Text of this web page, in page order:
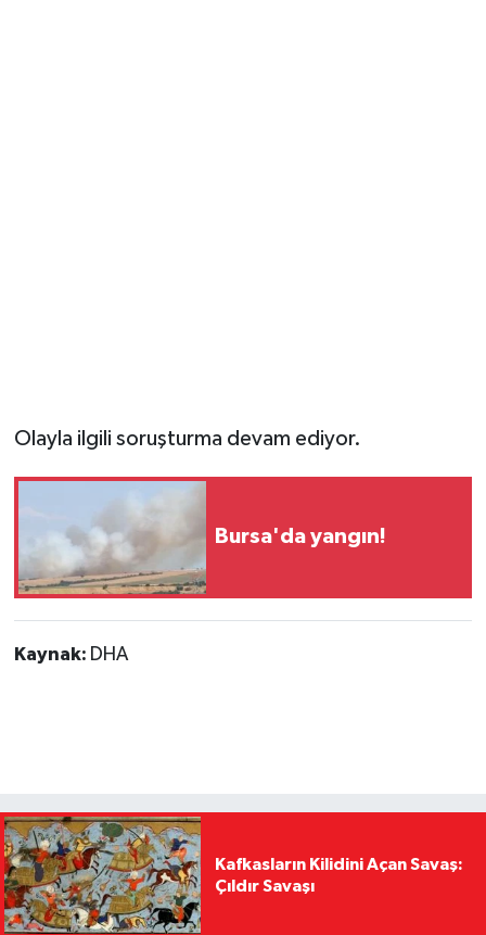
Olayla ilgili soruşturma devam ediyor.
Bursa'da yangın!
Kaynak: DHA
Kafkasların Kilidini Açan Savaş:
Çıldır Savaşı